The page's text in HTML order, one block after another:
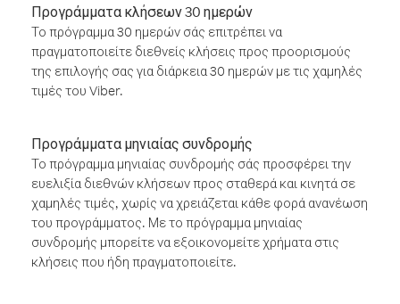
Προγράμματα κλήσεων 30 ημερών
Το πρόγραμμα 30 ημερών σάς επιτρέπει να
πραγματοποιείτε διεθνείς κλήσεις προς προορισμούς
της επιλογής σας για διάρκεια 30 ημερών με τις χαμηλές
τιμές του Viber.
Προγράμματα μηνιαίας συνδρομής
Το πρόγραμμα μηνιαίας συνδρομής σάς προσφέρει την
ευελιξία διεθνών κλήσεων προς σταθερά και κινητά σε
χαμηλές τιμές, χωρίς να χρειάζεται κάθε φορά ανανέωση
του προγράμματος. Με το πρόγραμμα μηνιαίας
συνδρομής μπορείτε να εξοικονομείτε χρήματα στις
κλήσεις που ήδη πραγματοποιείτε.